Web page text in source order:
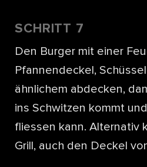
SCHRITT 7
Den Burger mit einer
Pfannendeckel,
ähnlichem abdecken,
ins Schwitzen kommt
fliessen kann. Alternativ
Grill, auch den Deckel